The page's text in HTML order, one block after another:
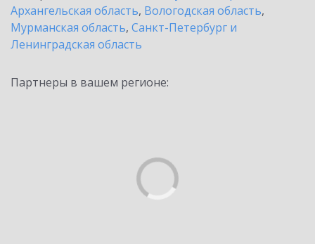
Архангельская область, Вологодская область,
Мурманская область, Санкт-Петербург и
Ленинградская область
Партнеры в вашем регионе: